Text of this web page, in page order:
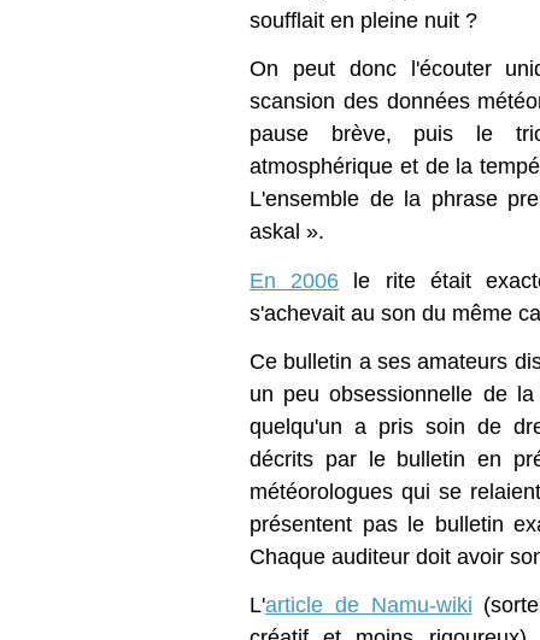
soufflait en pleine nuit ?
On peut donc l'écouter
scansion des données
pause brève, puis le
atmosphérique et de la
L'ensemble de la phrase
askal ».
En 2006 le rite était
s'achevait au son du même
Ce bulletin a ses amateurs
un peu obsessionnelle de
quelqu'un a pris soin de
décrits par le bulletin en
météorologues qui se
présentent pas le bulletin
Chaque auditeur doit avoir
L'article de Namu-wiki